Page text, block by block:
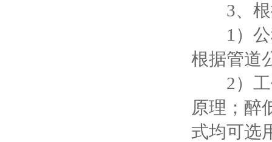
3、根
1）公称
根据管道
2）工作
原理；醉
式均可选